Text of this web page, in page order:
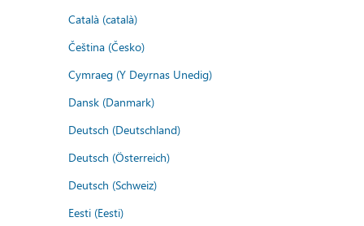
Català (català)
Čeština (Česko)
Cymraeg (Y Deyrnas Unedig)
Dansk (Danmark)
Deutsch (Deutschland)
Deutsch (Österreich)
Deutsch (Schweiz)
Eesti (Eesti)